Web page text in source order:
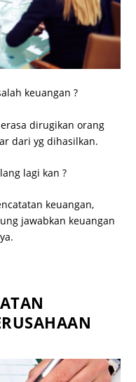
keuangan ?
dirugikan orang
dari yg dihasilkan.
lagi kan ?
keuangan,
jawabkan keuangan